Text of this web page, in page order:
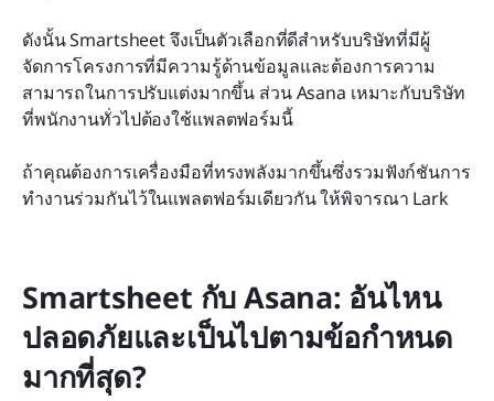
ดังนั้น Smartsheet จึงเป็นตัวเลือกที่ดีสำหรับบริษัทที่มีผู้
จัดการโครงการที่มีความรู้ด้านข้อมูลและต้องการความ
สามารถในการปรับแต่งมากขึ้น ส่วน Asana เหมาะกับบริษัท
ที่พนักงานทั่วไปต้องใช้แพลตฟอร์มนี้
ถ้าคุณต้องการเครื่องมือที่ทรงพลังมากขึ้นซึ่งรวมฟังก์ชันการ
ทำงานร่วมกันไว้ในแพลตฟอร์มเดียวกัน ให้พิจารณา Lark
Smartsheet กับ Asana: อันไหน
ปลอดภัยและเป็นไปตามข้อกำหนด
มากที่สุด?